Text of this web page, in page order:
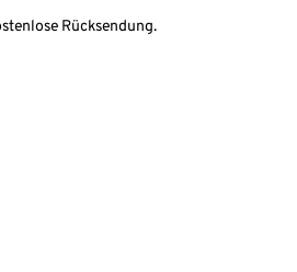
Rücksendung.